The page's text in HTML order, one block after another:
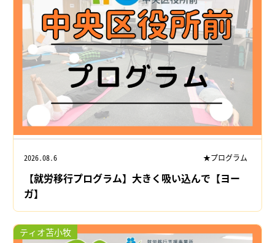
2026.08.6 ★プログラム
【就労移行プログラム】大きく吸い込んで【ヨー
ガ】
ティオ苫小牧